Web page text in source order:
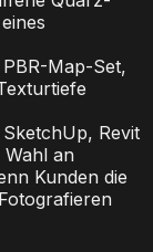
Map-Set,
Revit
an
Kunden die